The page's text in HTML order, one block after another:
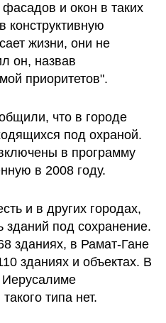
и окон в таких
конструктивную
жизни, они не
он, назвав
приоритетов".
что в городе
под охраной.
в программу
в 2008 году.
и в других городах,
зданий под сохранение.
зданиях, в Рамат-Гане
зданиях и объектах. В
типа нет.